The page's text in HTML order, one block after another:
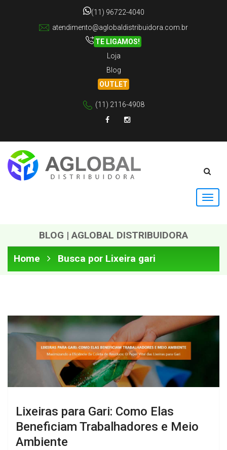
(11) 96722-4040
atendimento@aglobaldistribuidora.com.br
TE LIGAMOS!
Loja
Blog
OUTLET
(11) 2116-4908
BLOG | AGLOBAL DISTRIBUIDORA
Home
Busca por Lixeira gari
Lixeiras para Gari: Como Elas
Beneficiam Trabalhadores e Meio
Ambiente